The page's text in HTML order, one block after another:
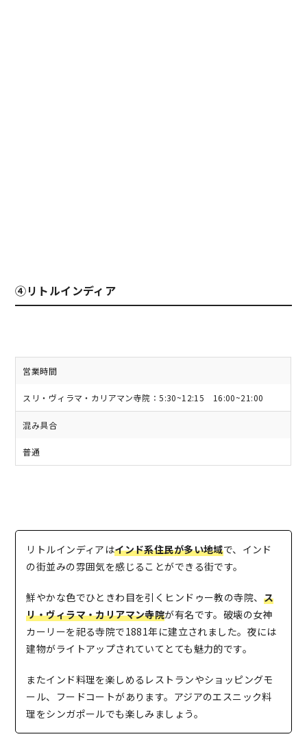
④リトルインディア
営業時間
スリ・ヴィラマ・カリアマン寺院：5:30~12:15 16:00~21:00
混み具合
普通
リトルインディアはインド系住民が多い地域で、インド
の街並みの雰囲気を感じることができる街です。
鮮やかな色でひときわ目を引くヒンドゥー教の寺院、 ス
リ・ヴィラマ・カリアマン寺院が有名です。破壊の女神
カーリーを祀る寺院で1881年に建立されました。夜には
建物がライトアップされていてとても魅力的です。
またインド料理を楽しめるレストランやショッピングモ
ール、フードコートがあります。アジアのエスニック料
理をシンガポールでも楽しみましょう。